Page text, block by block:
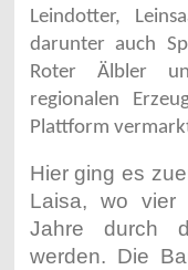
Leindotter,
darunter auch
Roter Älbler
regionalen
Plattform
Hier ging es
Laisa, wo vier
Jahre durch
werden. Die